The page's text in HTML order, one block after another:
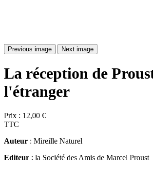
Previous image Next image
La réception de
l'étranger
Prix : 12,00 €
TTC
Auteur : Mireille Naturel
Editeur : la Société des Amis de Marcel Proust